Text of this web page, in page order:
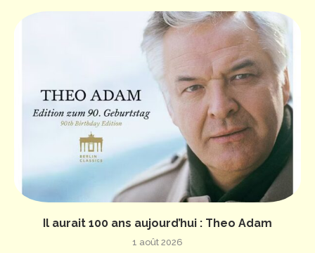
Il aurait 100 ans aujourd’hui : Theo Adam
1 août 2026